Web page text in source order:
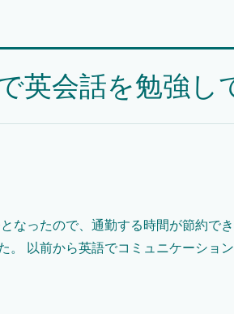
英会話を勉強し
なったので、通勤する時間が節約で
。 以前から英語でコミュニケーショ